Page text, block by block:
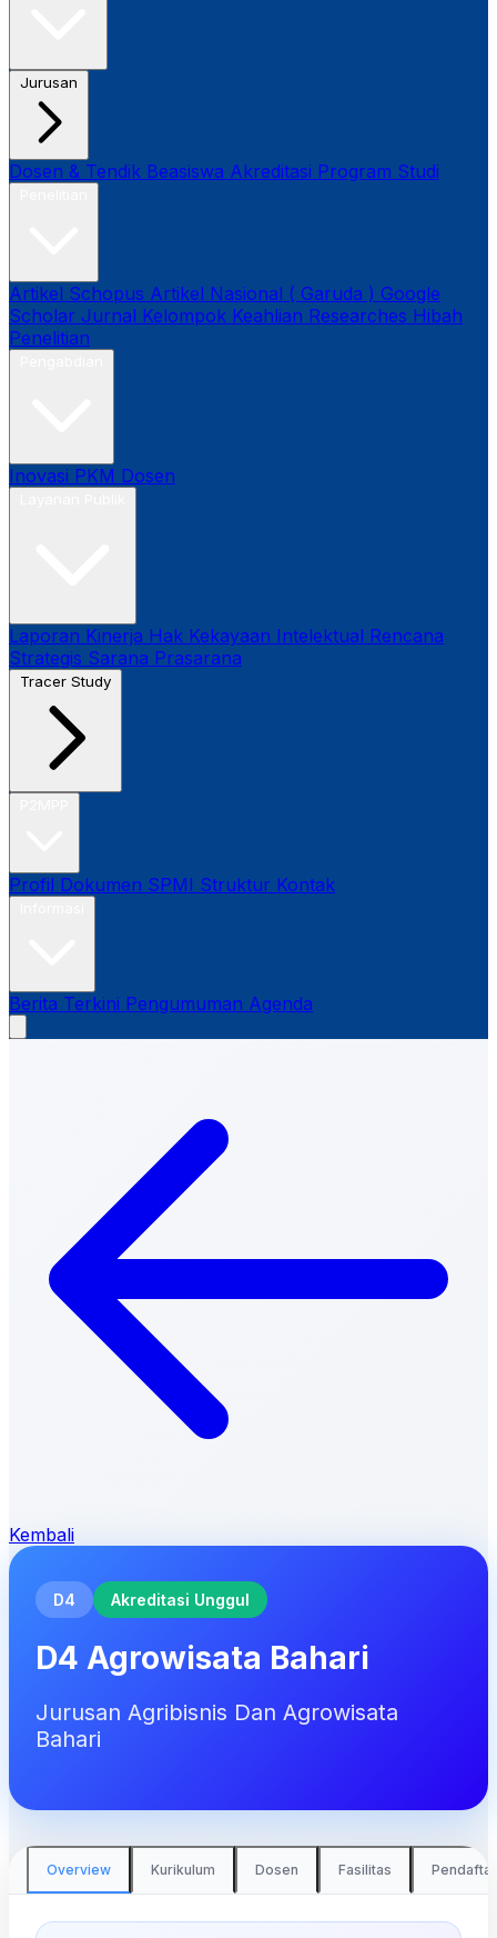
Jurusan
Dosen & Tendik Beasiswa Akreditasi Program Studi
Artikel Schopus Artikel Nasional ( Garuda ) Google
Scholar Jurnal Kelompok Keahlian Researches Hibah
Penelitian
Inovasi PKM Dosen
Laporan Kinerja Hak Kekayaan Intelektual Rencana
Strategis Sarana Prasarana
Tracer Study
Profil Dokumen SPMI Struktur Kontak
Berita Terkini Pengumuman Agenda
Kembali
D4 Akreditasi Unggul
D4 Agrowisata Bahari
Jurusan Agribisnis Dan Agrowisata
Bahari
Overview Kurikulum Dosen Fasilitas